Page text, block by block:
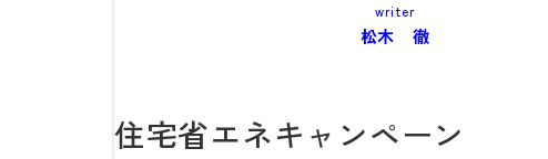
住宅省エネキャンペーン
writer
松木 徹